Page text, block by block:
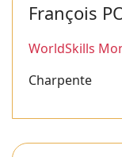
François
WorldSkills
Charpente